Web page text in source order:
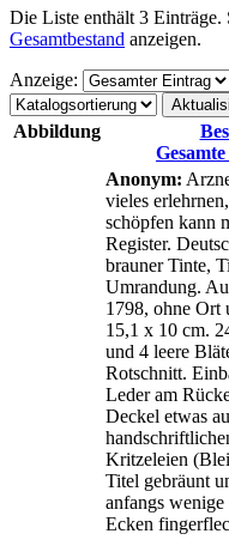
Die Liste enthält 3 Einträge.
Gesamtbestand anzeigen.
Anzeige:
Abbildung
Anonym:
vieles
schöpfen kann
Register.
brauner Tinte,
Umrandung.
1798, ohne Ort
15,1 x 10 cm.
und 4 leere
Rotschnitt.
Leder am
Deckel etwas
Kritzeleien
Titel gebräunt
anfangs wenige
Ecken